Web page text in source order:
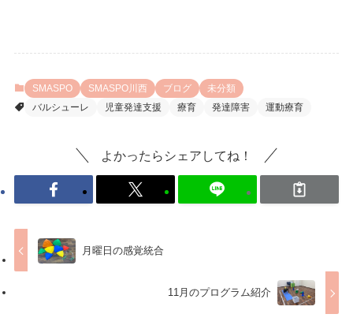
SMASPO SMASPO川西 ブログ
未分類
バルシューレ
児童発達支援 療育 発達障害 運動療育
よかったらシェアしてね！
月曜日の感覚統合
11月のプログラム紹介